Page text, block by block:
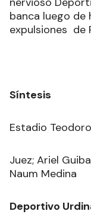
banca luego de
expulsiones de
Síntesis
Estadio
Juez; Ariel
Naum Medina
Deportivo